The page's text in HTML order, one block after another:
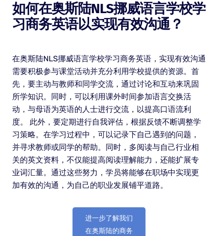
如何在奥斯陆NLS挪威语言学校学
习商务英语以实现有效沟通？
在奥斯陆NLS挪威语言学校学习商务英语，实现有效沟通
需要积极参与课堂活动并充分利用学校提供的资源。首
先，要主动与教师和同学交流，通过讨论和互动来巩固
所学知识。同时，可以利用课外时间参加语言交换活
动，与母语为英语的人士进行交流，以提高口语流利
度。 此外，要定期进行自我评估，根据反馈不断调整学
习策略。在学习过程中，可以记录下自己遇到的问题，
并寻求教师或同学的帮助。同时，多阅读与自己行业相
关的英文资料，不仅能提高阅读理解能力，还能扩展专
业词汇量。通过这些努力，学员将能够在职场中实现更
加有效的沟通，为自己的职业发展铺平道路。
进一步了解我们
在奥斯陆的商务